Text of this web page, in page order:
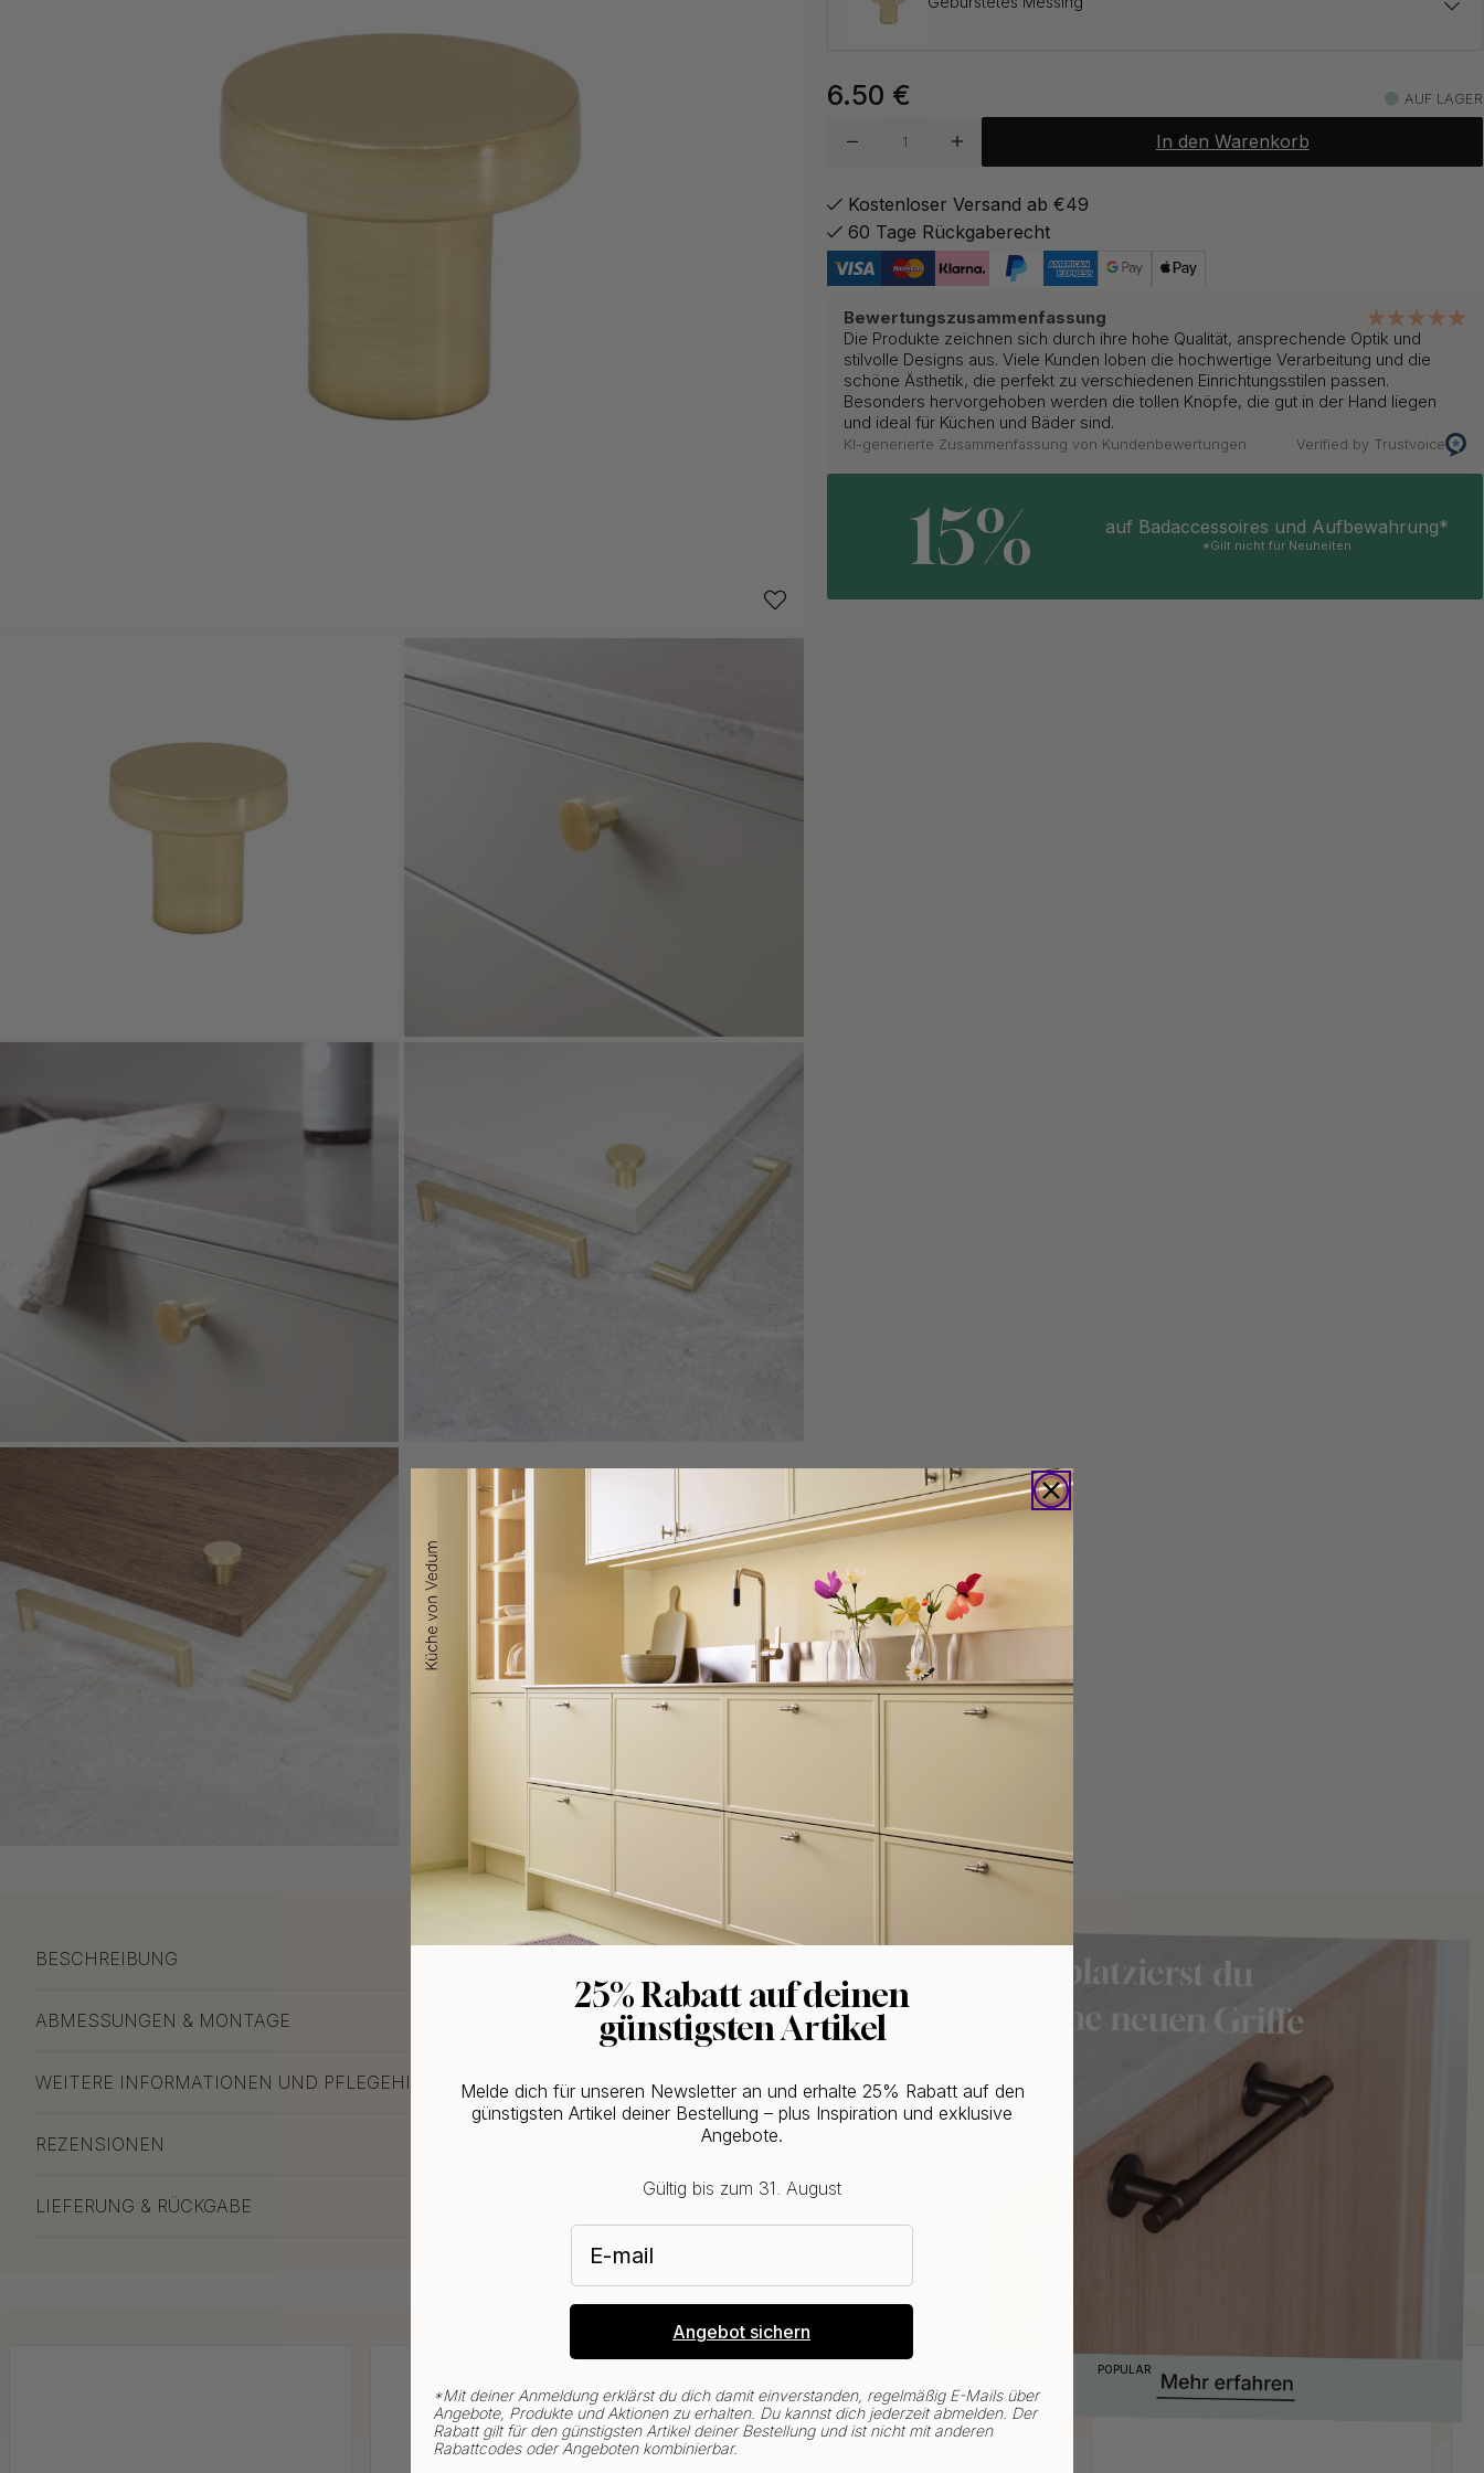
Auf Lager
Gebürstetes Messing
Mattschwarz 6.50 €
Mattweiß 6.50 €
Poliertes Kupfer 6.50 €
6.50 € AUF LAGER
In den Warenkorb
Kostenloser Versand ab €49
60 Tage Rückgaberecht
Bewertungszusammenfassung
Die Produkte zeichnen sich durch ihre hohe Qualität, ansprechende Optik und
stilvolle Designs aus. Viele Kunden loben die hochwertige Verarbeitung und die
schöne Ästhetik, die perfekt zu verschiedenen Einrichtungsstilen passen.
Besonders hervorgehoben werden die tollen Knöpfe, die gut in der Hand liegen
und ideal für Küchen und Bäder sind.
KI-generierte Zusammenfassung von Kundenbewertungen Verified by Trustvoice
15% auf Badaccessoires und Aufbewahrung*
*Gilt nicht für Neuheiten
BESCHREIBUNG
ABMESSUNGEN & MONTAGE
WEITERE INFORMATIONEN UND PFLEGEHINWEISE
REZENSIONEN
LIEFERUNG & RÜCKGABE
Kaufen Sie zusammen mit
POPULAR
WOULD YOU RATHER VISIT?
EU
CHANGE COUNTRY
25% Rabatt auf deinen
günstigsten Artikel
Melde dich für unseren Newsletter an und erhalte 25% Rabatt auf den
günstigsten Artikel deiner Bestellung – plus Inspiration und exklusive
Angebote.
Gültig bis zum 31. August
E-mail
Angebot sichern
*Mit deiner Anmeldung erklärst du dich damit einverstanden, regelmäßig E-Mails über
Angebote, Produkte und Aktionen zu erhalten. Du kannst dich jederzeit abmelden. Der
Rabatt gilt für den günstigsten Artikel deiner Bestellung und ist nicht mit anderen
Rabattcodes oder Angeboten kombinierbar.